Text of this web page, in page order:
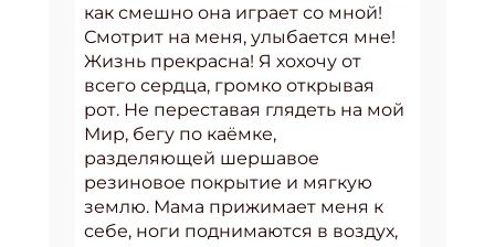
как смешно она играет со мной!
Смотрит на меня, улыбается мне!
Жизнь прекрасна! Я хохочу от
всего сердца, громко открывая
рот. Не переставая глядеть на мой
Мир, бегу по каёмке,
разделяющей шершавое
резиновое покрытие и мягкую
землю. Мама прижимает меня к
себе, ноги поднимаются в воздух,